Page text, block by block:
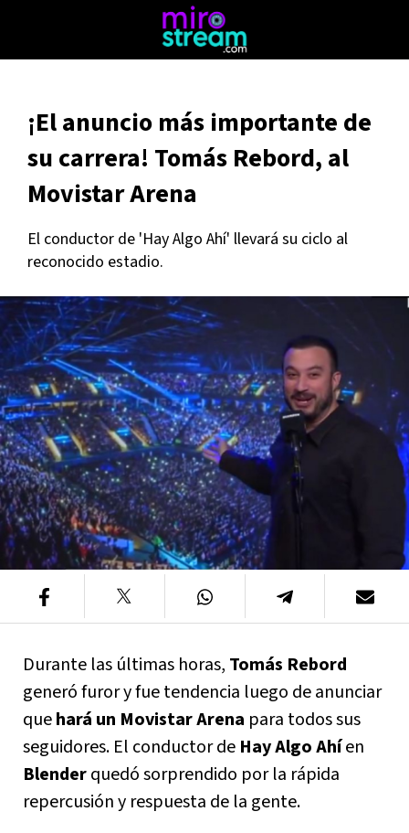
¡El anuncio más importante de
su carrera! Tomás Rebord, al
Movistar Arena
El conductor de 'Hay Algo Ahí' llevará su ciclo al
reconocido estadio.
Durante las últimas horas, Tomás Rebord
generó furor y fue tendencia luego de anunciar
quehará un Movistar Arena para todos sus
seguidores. El conductor de Hay Algo Ahíen
Blenderquedó sorprendido por la rápida
repercusión y respuesta de la gente.